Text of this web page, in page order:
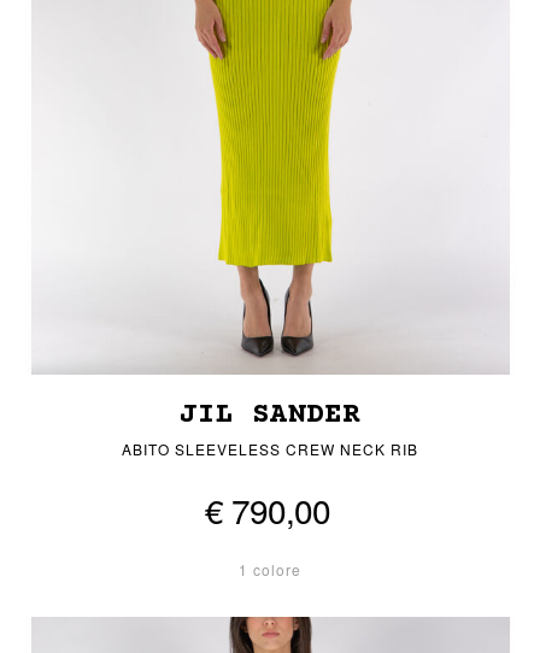
JIL SANDER
ABITO SLEEVELESS CREW NECK RIB
€ 790,00
1 colore